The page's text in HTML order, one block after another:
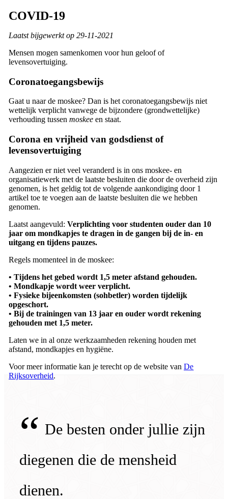
COVID-19
Laatst bijgewerkt op 29-11-2021
Mensen mogen samenkomen voor hun geloof of
levensovertuiging.
Coronatoegangsbewijs
Gaat u naar de moskee? Dan is het coronatoegangsbewijs niet
wettelijk verplicht vanwege de bijzondere (grondwettelijke)
verhouding tussenmoskeeen staat.
Corona en vrijheid van godsdienst of
levensovertuiging
Aangezien er niet veel veranderd is in ons moskee- en
organisatiewerk met de laatste besluiten die door de overheid zijn
genomen, is het geldig tot de volgende aankondiging door 1
artikel toe te voegen aan de laatste besluiten die we hebben
genomen.
Laatst aangevuld:Verplichting voor studenten ouder dan 10
jaar om mondkapjes te dragen in de gangen bij de in- en
uitgang en tijdens pauzes.
Regels momenteel in de moskee:
• Tijdens het gebed wordt 1,5 meter afstand gehouden.
• Mondkapje wordt weer verplicht.
• Fysieke bijeenkomsten (sohbetler) worden tijdelijk
opgeschort.
• Bij de trainingen van 13 jaar en ouder wordt rekening
gehouden met 1,5 meter.
Laten we in al onze werkzaamheden rekening houden met
afstand, mondkapjes en hygiëne.
Voor meer informatie kan je terecht op de website vanDe
Rijksoverheid.
“ De besten onder jullie zijn
diegenen die de mensheid
dienen.